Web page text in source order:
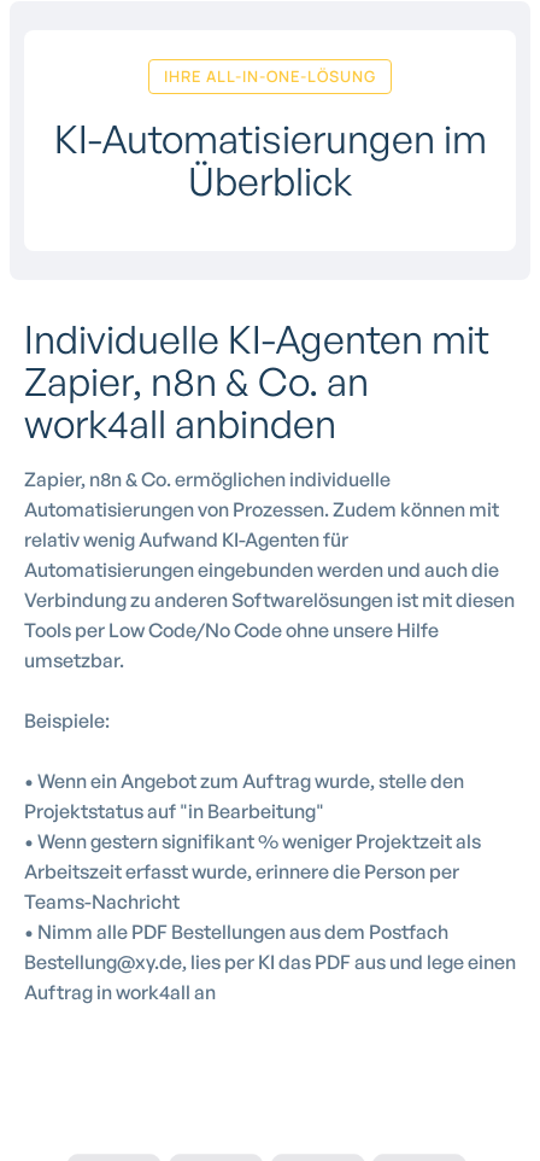
IHRE ALL-IN-ONE-LÖSUNG
KI-Automatisierungen im
Überblick
Individuelle KI-Agenten mit
Zapier, n8n & Co. an
work4all anbinden
Zapier, n8n & Co. ermöglichen individuelle
Automatisierungen von Prozessen. Zudem können mit
relativ wenig Aufwand KI-Agenten für
Automatisierungen eingebunden werden und auch die
Verbindung zu anderen Softwarelösungen ist mit diesen
Tools per Low Code/No Code ohne unsere Hilfe
umsetzbar.
Beispiele:
• Wenn ein Angebot zum Auftrag wurde, stelle den
Projektstatus auf "in Bearbeitung"
• Wenn gestern signifikant % weniger Projektzeit als
Arbeitszeit erfasst wurde, erinnere die Person per
Teams-Nachricht
• Nimm alle PDF Bestellungen aus dem Postfach
Bestellung@xy.de, lies per KI das PDF aus und lege einen
Auftrag in work4all an